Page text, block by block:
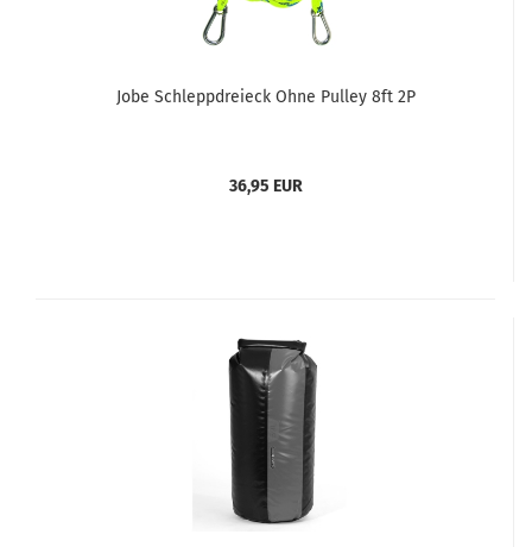
Jobe Schleppdreieck Ohne Pulley 8ft 2P
36,95 EUR